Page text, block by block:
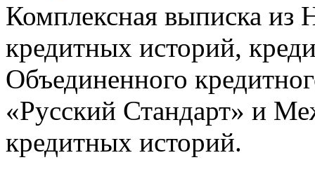
Комплексная выписка из
кредитных историй,
Объединенного
«Русский Стандарт» и
кредитных историй.